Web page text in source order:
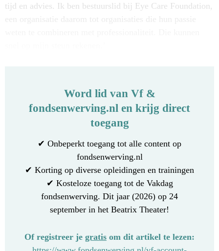
tijd en advies. Ik ben bestuurslid bij Eye Care Foundation,
Word lid van Vf &
fondsenwerving.nl en krijg direct
toegang
✔ Onbeperkt toegang tot alle content op
fondsenwerving.nl
✔ Korting op diverse opleidingen en trainingen
✔ Kosteloze toegang tot de Vakdag
fondsenwerving. Dit jaar (2026) op 24
september in het Beatrix Theater!
Of registreer je gratis om dit artikel te lezen: